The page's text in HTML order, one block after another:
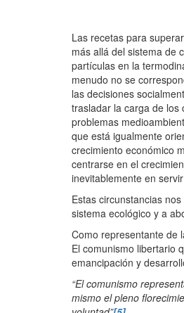
Las recetas para
más allá del sistema de
partículas en la
menudo no se
las decisiones
trasladar la carga de los
problemas
que está igualmente
crecimiento económico
centrarse en el
inevitablemente en
Estas circunstancias
sistema ecológico y a
Como representante de
El comunismo libertario
emancipación y
“El comunismo
mismo el pleno